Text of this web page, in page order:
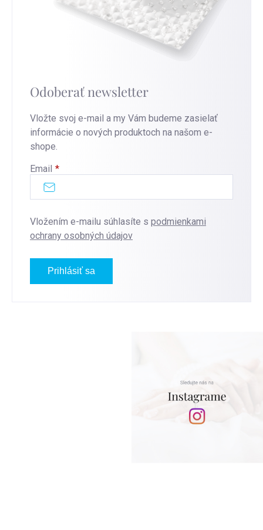
Odoberať newsletter
Vložte svoj e-mail a my Vám budeme zasielať
informácie o nových produktoch na našom e-
shope.
Email
Vložením e-mailu súhlasíte s podmienkami
ochrany osobných údajov
Prihlásiť sa